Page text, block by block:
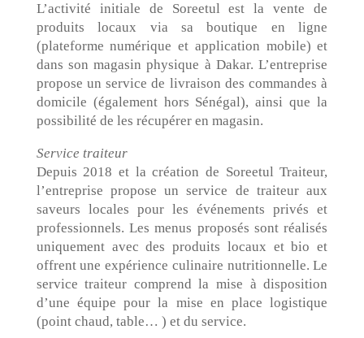
L’activité initiale de Soreetul est la vente de
produits locaux via sa boutique en ligne
(plateforme numérique et application mobile) et
dans son magasin physique à Dakar. L’entreprise
propose un service de livraison des commandes à
domicile (également hors Sénégal), ainsi que la
possibilité de les récupérer en magasin.
Service traiteur
Depuis 2018 et la création de Soreetul Traiteur,
l’entreprise propose un service de traiteur aux
saveurs locales pour les événements privés et
professionnels. Les menus proposés sont réalisés
uniquement avec des produits locaux et bio et
offrent une expérience culinaire nutritionnelle. Le
service traiteur comprend la mise à disposition
d’une équipe pour la mise en place logistique
(point chaud, table… ) et du service.